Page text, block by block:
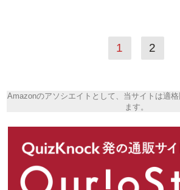
1 2
Amazonのアソシエイトとして、当サイトは適
ます。